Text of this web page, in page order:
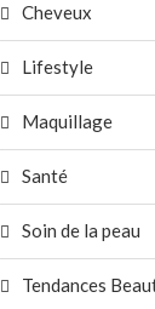
Cheveux
Lifestyle
Maquillage
Santé
Soin de la peau
Tendances